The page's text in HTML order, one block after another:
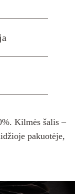
Kilmės šalis –
pakuotėje,